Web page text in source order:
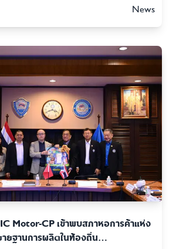
News
Motor-CP เข้าพบสภาหอการค้าแห่ง
ายฐานการผลิตในท้องถิ่น